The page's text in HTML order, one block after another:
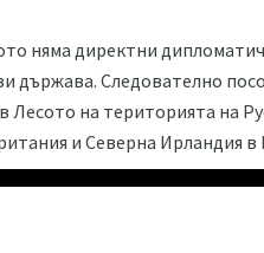
няма директни
държава. Следователно
Лесото на територията на
и Северна Ирландия в